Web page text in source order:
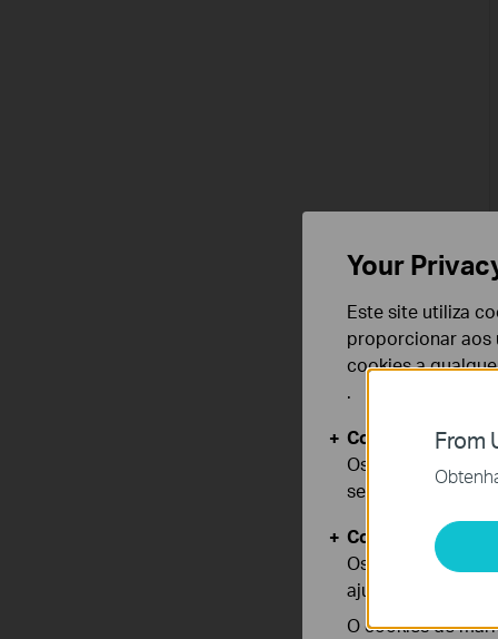
From
Your
Este site utiliza
proporcionar aos
cookies a
.
Cookies Básicos
Os cookies são
seus sistemas.
Cookies de
Os cookies de
ajustar a
O cookies de